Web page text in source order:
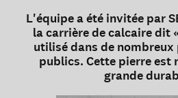
L'équipe a été invitée par
la carrière de calcaire dit
utilisé dans de
publics. Cette pierre est
grande